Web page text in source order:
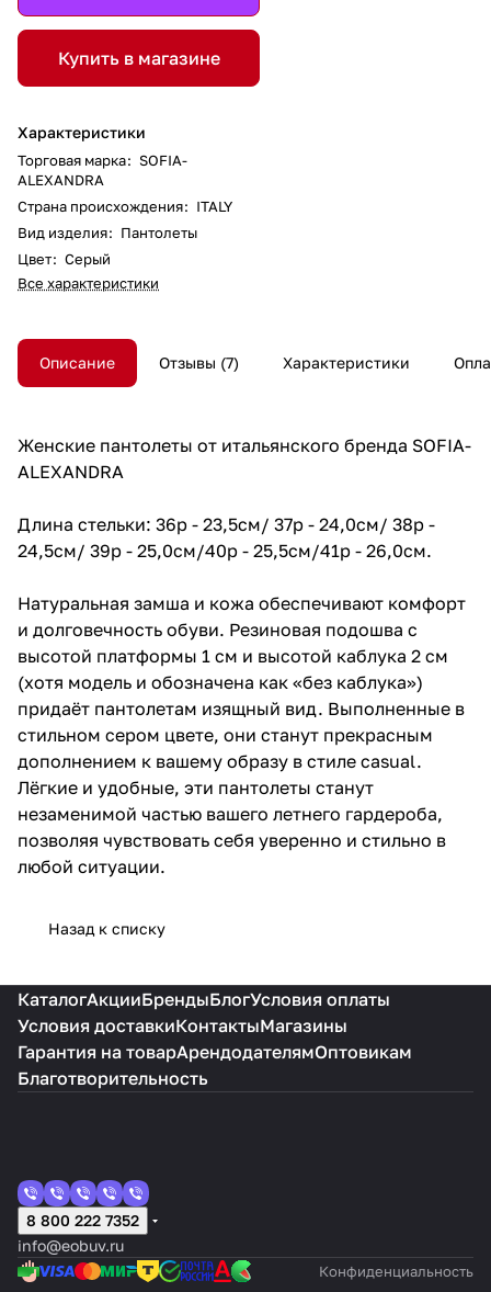
Купить в магазине
Характеристики
Торговая марка: SOFIA-
ALEXANDRA
Страна происхождения: ITALY
Вид изделия: Пантолеты
Цвет: Серый
Все характеристики
Описание Отзывы 7 Характеристики
Женские пантолеты от итальянского бренда SOFIA-
ALEXANDRA
Длина стельки: 36р - 23,5см/ 37р - 24,0см/ 38р -
24,5см/ 39р - 25,0см/40р - 25,5см/41р - 26,0см.
Натуральная замша и кожа обеспечивают комфорт
и долговечность обуви. Резиновая подошва с
высотой платформы 1 см и высотой каблука 2 см
(хотя модель и обозначена как «без каблука»)
придаёт пантолетам изящный вид. Выполненные в
стильном сером цвете, они станут прекрасным
дополнением к вашему образу в стиле casual.
Лёгкие и удобные, эти пантолеты станут
незаменимой частью вашего летнего гардероба,
позволяя чувствовать себя уверенно и стильно в
любой ситуации.
Назад к списку
КаталогАкцииБрендыБлогУсловия оплаты
Условия доставкиКонтактыМагазины
Гарантия на товарАрендодателямОптовикам
Благотворительность
8 800 222 7352
info@eobuv.ru
Конфиденциальность